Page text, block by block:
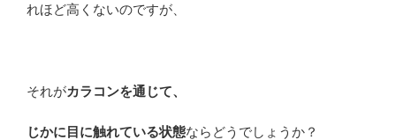
れほど高くないのですが、
それがカラコンを通じて、
じかに目に触れている状態ならどうでしょうか？